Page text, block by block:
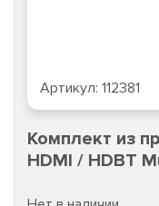
Артикул: 112381
Комплект из
HDMI / HDBT